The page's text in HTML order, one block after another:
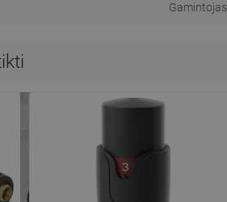
Gamintojas